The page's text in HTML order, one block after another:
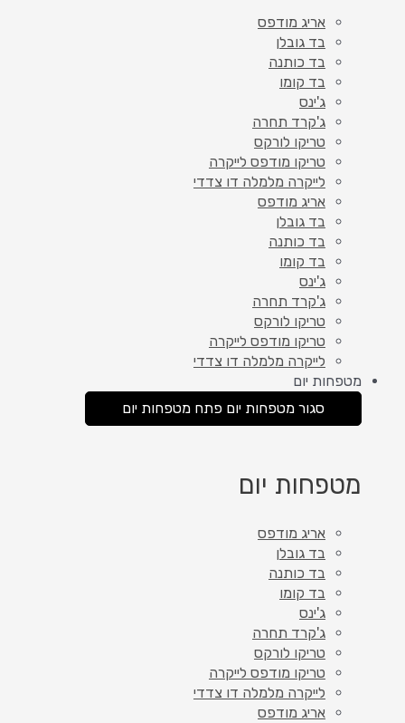
אריג מודפס
בד גובלן
בד כותנה
בד קומו
ג'ינס
ג'קרד תחרה
טריקו לורקס
טריקו מודפס לייקרה
לייקרה מלמלה דו צדדי
אריג מודפס
בד גובלן
בד כותנה
בד קומו
ג'ינס
ג'קרד תחרה
טריקו לורקס
טריקו מודפס לייקרה
לייקרה מלמלה דו צדדי
מטפחות יום
סגור מטפחות יום פתח מטפחות יום
מטפחות יום
אריג מודפס
בד גובלן
בד כותנה
בד קומו
ג'ינס
ג'קרד תחרה
טריקו לורקס
טריקו מודפס לייקרה
לייקרה מלמלה דו צדדי
אריג מודפס